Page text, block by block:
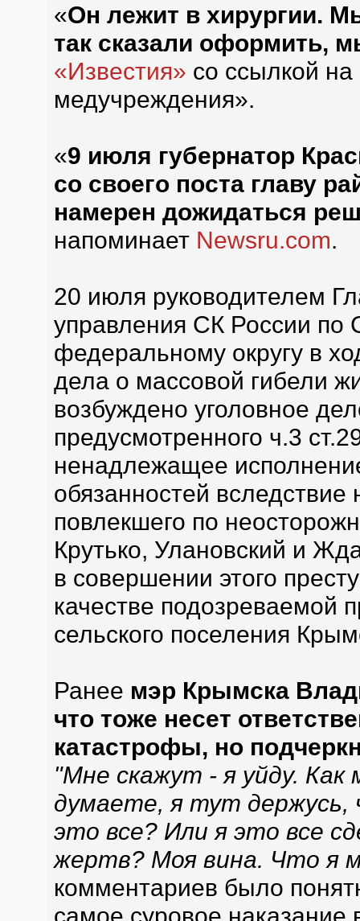
«Он лежит в хирургии.
так сказали оформить,
«Известия» со ссылкой
медучреждения».
«9 июля губернатор
со своего поста главу
намерен дожидаться
напоминает Newsru.com.
20 июля руководителем
управления СК России по
федеральному округу в
дела о массовой гибели
возбуждено уголовное
предусмотренного ч.3
ненадлежащее
обязанностей
повлекшего по
Крутько, Улановский и
в совершении этого
качестве подозреваемой
сельского поселения
Ранее мэр Крымска
что тоже несет
катастрофы, но
"Мне скажут - я уйду.
думаете, я тут
это все? Или я это все
жертв? Моя вина. Что я
комментариев было
самое суровое наказание